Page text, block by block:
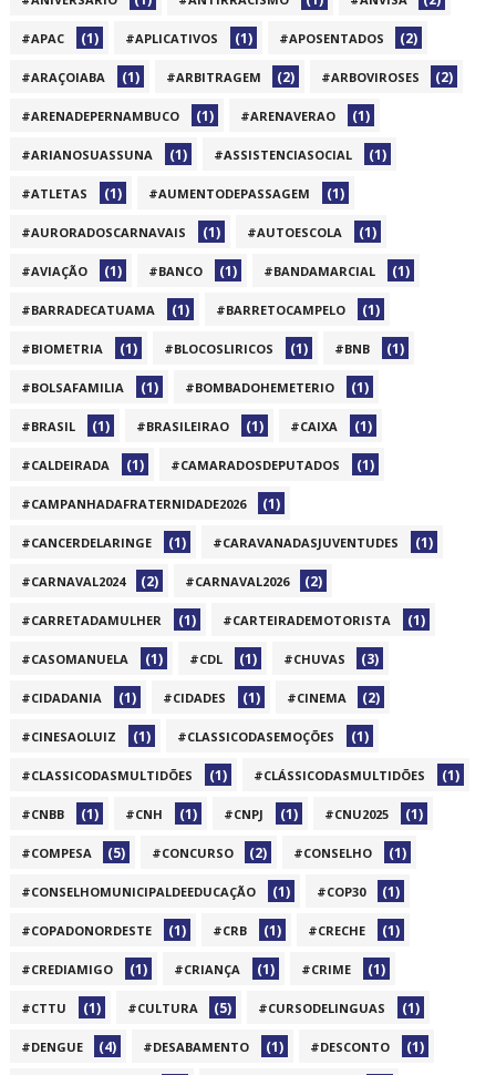
#APAC (1) #APLICATIVOS (1) #APOSENTADOS (2)
#ARAÇOIABA (1) #ARBITRAGEM (2) #ARBOVIROSES (2)
#ARENADEPERNAMBUCO (1) #ARENAVERAO (1)
#ARIANOSUASSUNA (1) #ASSISTENCIASOCIAL (1)
#ATLETAS (1) #AUMENTODEPASSAGEM (1)
#AURORADOSCARNAVAIS (1) #AUTOESCOLA (1)
#AVIAÇÃO (1) #BANCO (1) #BANDAMARCIAL (1)
#BARRADECATUAMA (1) #BARRETOCAMPELO (1)
#BIOMETRIA (1) #BLOCOSLIRICOS (1) #BNB (1)
#BOLSAFAMILIA (1) #BOMBADOHEMETERIO (1)
#BRASIL (1) #BRASILEIRAO (1) #CAIXA (1)
#CALDEIRADA (1) #CAMARADOSDEPUTADOS (1)
#CAMPANHADAFRATERNIDADE2026 (1)
#CANCERDELARINGE (1) #CARAVANADASJUVENTUDES (1)
#CARNAVAL2024 (2) #CARNAVAL2026 (2)
#CARRETADAMULHER (1) #CARTEIRADEMOTORISTA (1)
#CASOMANUELA (1) #CDL (1) #CHUVAS (3)
#CIDADANIA (1) #CIDADES (1) #CINEMA (2)
#CINESAOLUIZ (1) #CLASSICODASEMOÇÕES (1)
#CLASSICODASMULTIDÕES (1) #CLÁSSICODASMULTIDÕES (1)
#CNBB (1) #CNH (1) #CNPJ (1) #CNU2025 (1)
#COMPESA (5) #CONCURSO (2) #CONSELHO (1)
#CONSELHOMUNICIPALDEEDUCAÇÃO (1) #COP30 (1)
#COPADONORDESTE (1) #CRB (1) #CRECHE (1)
#CREDIAMIGO (1) #CRIANÇA (1) #CRIME (1)
#CTTU (1) #CULTURA (5) #CURSODELINGUAS (1)
#DENGUE (4) #DESABAMENTO (1) #DESCONTO (1)